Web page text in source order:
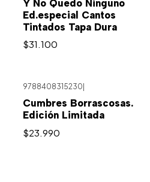
Y No Quedo Ninguno
Ed.especial Cantos
Tintados Tapa Dura
$31.100
9788408315230
Cumbres Borrascosas.
Edición Limitada
$23.990